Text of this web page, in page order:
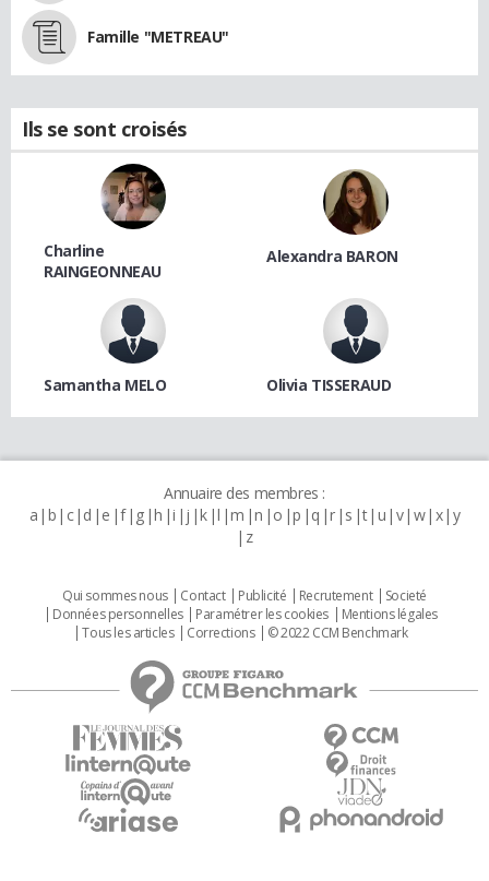
Famille "METREAU"
Ils se sont croisés
Charline
RAINGEONNEAU
Alexandra BARON
Samantha MELO Olivia TISSERAUD
Annuaire des membres :
a b c d e f g h i j k l m n o p q r s t u v w x y
z
Qui sommes nous Contact Publicité Recrutement
Societé
Données personnelles
Paramétrer les cookies
Mentions légales
Tous les articles
Corrections © 2022 CCM Benchmark